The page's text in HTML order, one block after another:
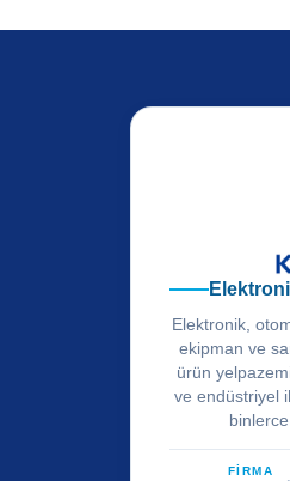
Elektronik,
ekipman ve
ürün
ve endüstriyel
FİRMA